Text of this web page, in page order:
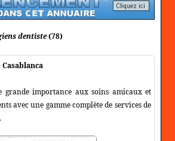
dentiste(78)
grande importance aux soins amicaux et
avec une gamme complète de services de